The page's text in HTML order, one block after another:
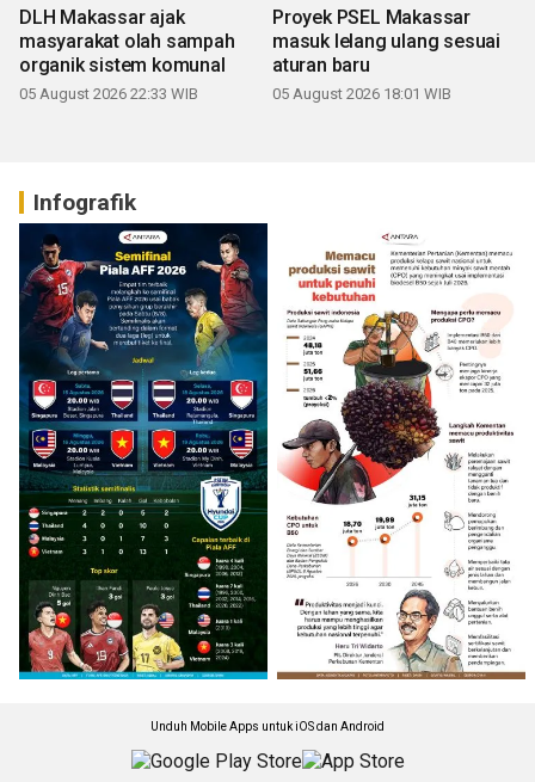
DLH Makassar ajak
masyarakat olah sampah
organik sistem komunal
05 August 2026 22:33 WIB
Proyek PSEL Makassar
masuk lelang ulang sesuai
aturan baru
05 August 2026 18:01 WIB
Infografik
Unduh Mobile Apps untuk iOS dan Android